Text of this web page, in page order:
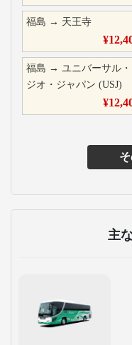
福島 → 天王寺
¥
福島 → ユニバーサル
ジオ・ジャパン (USJ)
¥
主